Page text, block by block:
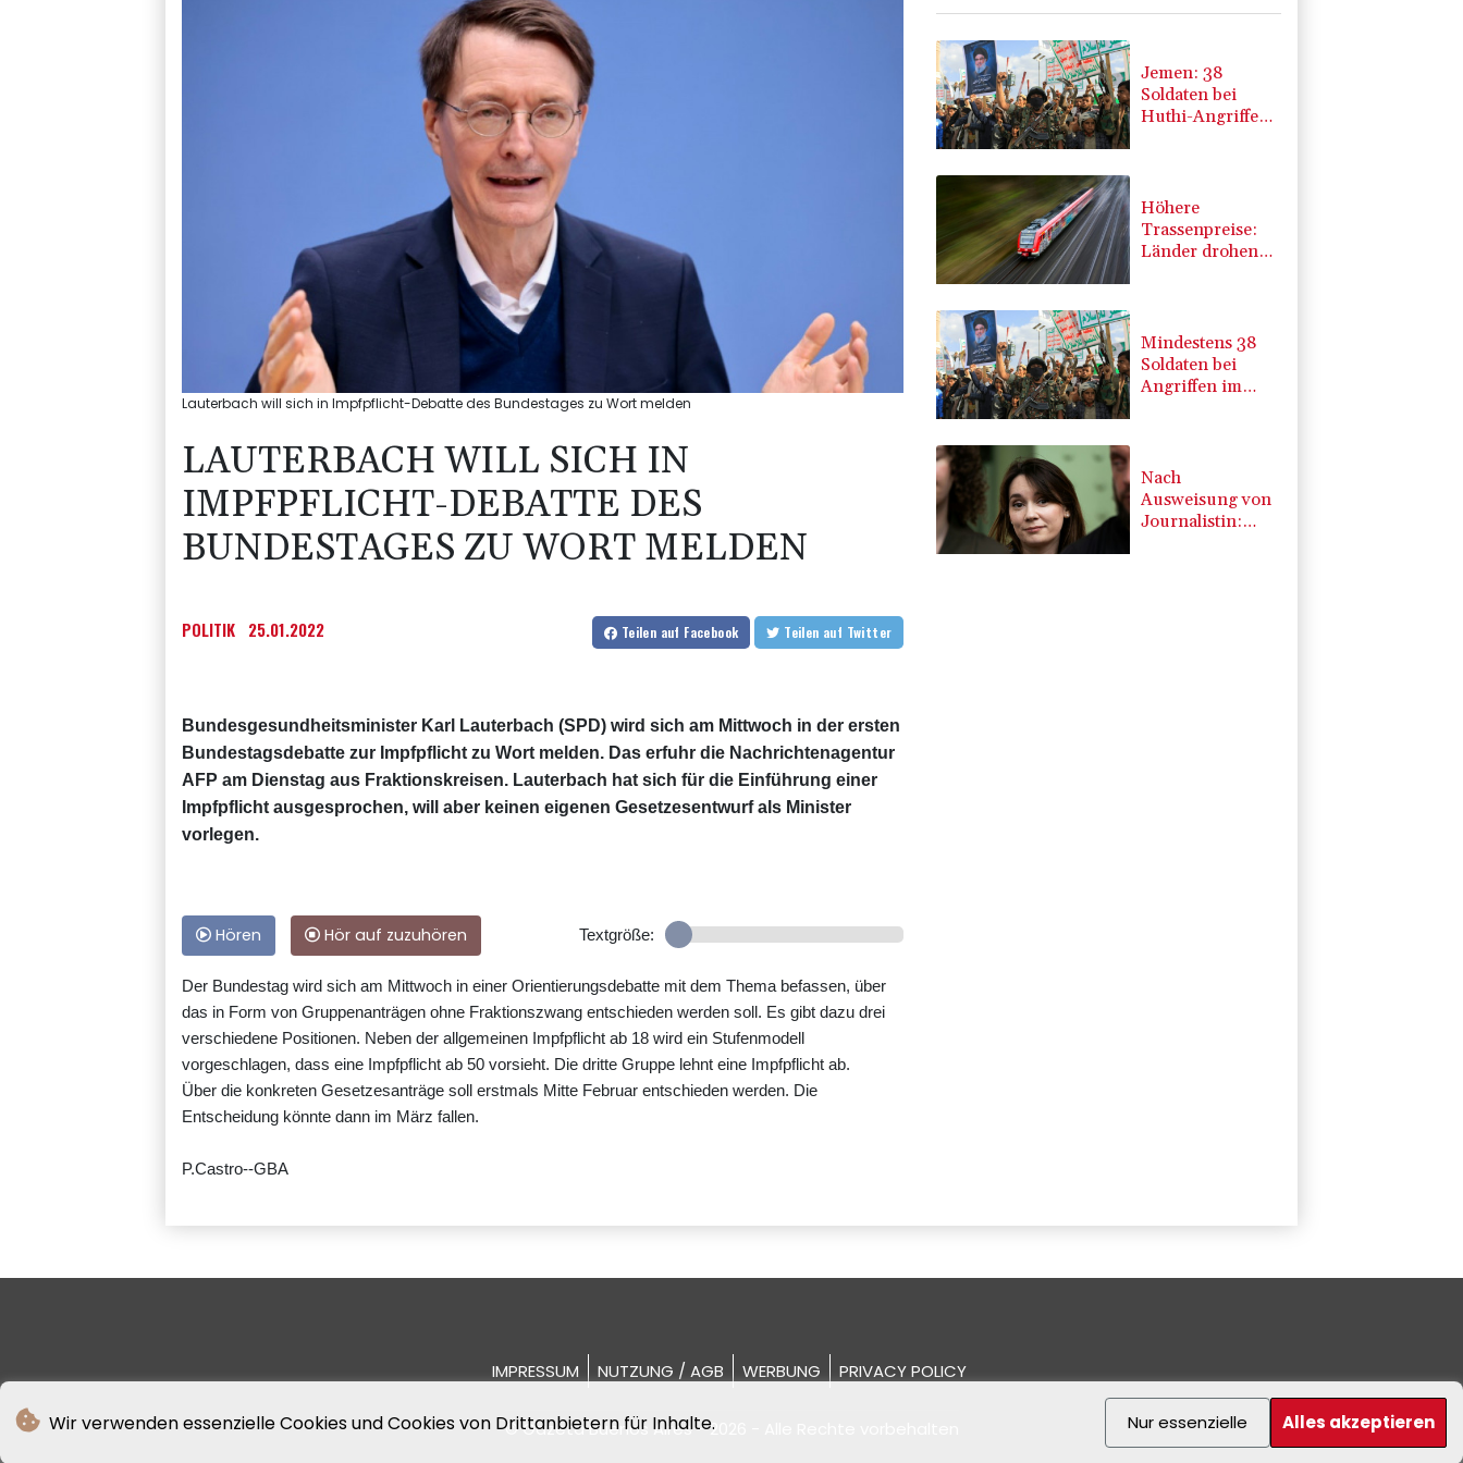
Wir verwenden essenzielle Cookies und Cookies von Drittanbietern für Inhalte. Nur essenzielle Alles akzeptieren
Lauterbach will sich in Impfpflicht-Debatte des Bundestages zu Wort melden
LAUTERBACH WILL SICH IN
IMPFPFLICHT-DEBATTE DES
BUNDESTAGES ZU WORT MELDEN
POLITIK 25.01.2022 Teilen auf Facebook Teilen auf Twitter
Bundesgesundheitsminister Karl Lauterbach (SPD) wird sich am Mittwoch in der ersten
Bundestagsdebatte zur Impfpflicht zu Wort melden. Das erfuhr die Nachrichtenagentur
AFP am Dienstag aus Fraktionskreisen. Lauterbach hat sich für die Einführung einer
Impfpflicht ausgesprochen, will aber keinen eigenen Gesetzesentwurf als Minister
vorlegen.
Hören Hör auf zuzuhören Textgröße:
Der Bundestag wird sich am Mittwoch in einer Orientierungsdebatte mit dem Thema befassen, über
das in Form von Gruppenanträgen ohne Fraktionszwang entschieden werden soll. Es gibt dazu drei
verschiedene Positionen. Neben der allgemeinen Impfpflicht ab 18 wird ein Stufenmodell
vorgeschlagen, dass eine Impfpflicht ab 50 vorsieht. Die dritte Gruppe lehnt eine Impfpflicht ab.
Über die konkreten Gesetzesanträge soll erstmals Mitte Februar entschieden werden. Die
Entscheidung könnte dann im März fallen.
P.Castro--GBA
Jemen: 38
Soldaten bei
Huthi-Angriffen
Vergeltung an
Höhere
Trassenpreise:
Länder drohen
Mindestens 38
Soldaten bei
Angriffen im
Attacke
Nach
Ausweisung von
Journalistin:
IMPRESSUM NUTZUNG / AGB WERBUNG PRIVACY POLICY
© Gazeta Buenos Aires - 2026 - Alle Rechte vorbehalten